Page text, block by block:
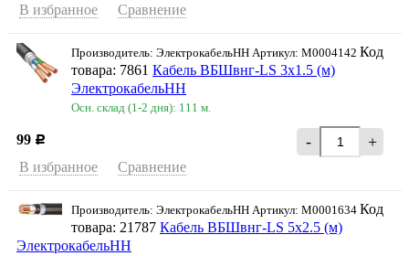
В избранное Сравнение
Производитель: ЭлектрокабельНН Артикул: M0004142 Код
товара: 7861 Кабель ВБШвнг-LS 3х1.5 (м)
ЭлектрокабельНН
Осн. склад (1-2 дня): 111 м.
99 Р - +
В избранное Сравнение
Производитель: ЭлектрокабельНН Артикул: M0001634 Код
товара: 21787 Кабель ВБШвнг-LS 5х2.5 (м)
ЭлектрокабельНН